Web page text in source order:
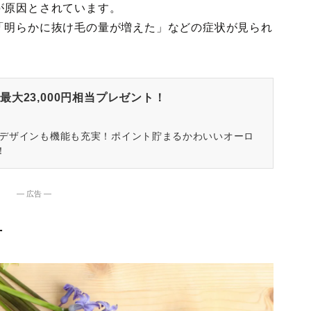
因とされています。
らかに抜け毛の量が増えた」などの症状が見られ
大23,000円相当プレゼント！
ザインも機能も充実！ポイント貯まるかわいいオーロ
― 広告 ―